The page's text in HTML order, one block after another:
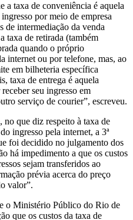
a taxa de conveniência é aquela
por meio de empresa
de intermediação da venda
taxa de retirada (também
quando o próprio
internet ou por telefone, mas, ao
em bilheteria específica
taxa de entrega é aquela
seu ingresso em
serviço de courier”, escreveu.
que diz respeito à taxa de
ingresso pela internet, a 3ª
foi decidido no julgamento dos
há impedimento a que os custos
sejam transferidos ao
prévia acerca do preço
valor”.
o Ministério Público do Rio de
que os custos da taxa de